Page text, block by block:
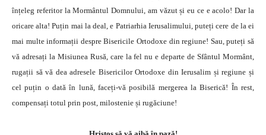
înțeleg referitor la Mormântul Domnului, am văzut și eu ce e acolo! Dar la
oricare alta! Puțin mai la deal, e Patriarhia Ierusalimului, puteți cere de la ei
mai multe informații despre Bisericile Ortodoxe din regiune! Sau, puteți să
vă adresați la Misiunea Rusă, care la fel nu e departe de Sfântul Mormânt,
rugații să vă dea adresele Bisericilor Ortodoxe din Ierusalim și regiune și
cel puțin o dată în lună, faceți-vă posibilă mergerea la Biserică! În rest,
compensați totul prin post, milostenie și rugăciune!